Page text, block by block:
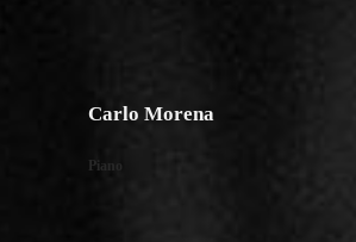
Carlo Morena
Piano